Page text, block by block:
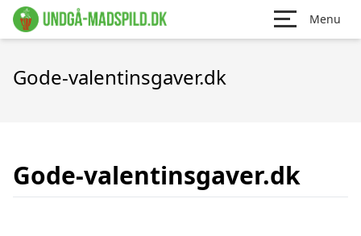
Menu
Gode-valentinsgaver.dk
Gode-valentinsgaver.dk